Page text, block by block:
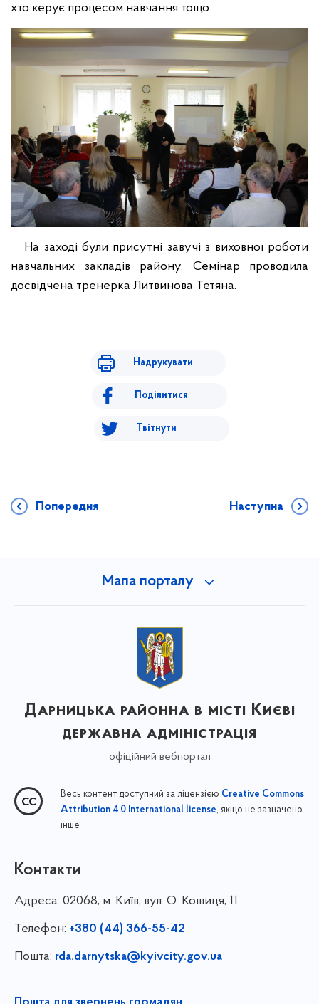
хто керує процесом навчання тощо.
На заході були присутні завучі з виховної роботи
навчальних закладів району. Семінар проводила
досвідчена тренерка Литвинова Тетяна.
Надрукувати
Поділитися
Твітнути
Попередня Наступна
Мапа порталу
Дарницька районна в місті Києві
державна адміністрація
офіційний вебпортал
Весь контент доступний за ліцензією Creative Commons
Attribution 4.0 International license, якщо не зазначено
інше
Контакти
Адреса: 02068, м. Київ, вул. О. Кошиця, 11
Телефон: +380 (44) 366-55-42
Пошта: rda.darnytska@kyivcity.gov.ua